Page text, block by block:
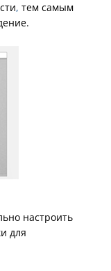
, тем самым
настроить
для